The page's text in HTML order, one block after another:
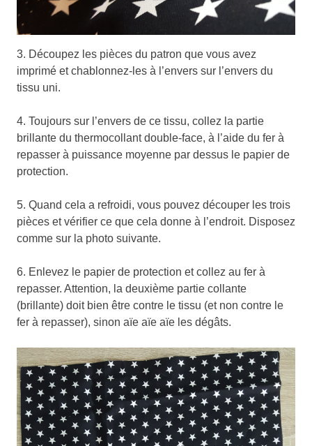
3. Découpez les pièces du patron que vous avez
imprimé et chablonnez-les à l’envers sur l’envers du
tissu uni.
4. Toujours sur l’envers de ce tissu, collez la partie
brillante du thermocollant double-face, à l’aide du fer à
repasser à puissance moyenne par dessus le papier de
protection.
5. Quand cela a refroidi, vous pouvez découper les trois
pièces et vérifier ce que cela donne à l’endroit. Disposez
comme sur la photo suivante.
6. Enlevez le papier de protection et collez au fer à
repasser. Attention, la deuxième partie collante
(brillante) doit bien être contre le tissu (et non contre le
fer à repasser), sinon aïe aïe aïe les dégâts.